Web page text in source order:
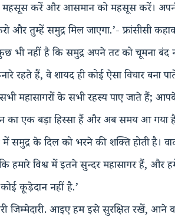
महसूस करें और आसमान को महसूस करें।
और तुम्हें समुद्र मिल जाएगा.’- फ्रांसीसी
नहीं है कि समुद्र अपने तट को चूमना बंद
रहते हैं, वे शायद ही कोई ऐसा विचार बना
महासागरों के सभी रहस्य पाए जाते हैं;
का एक बड़ा हिस्सा हैं और अब समय आ
में समुद्र के दिल को भरने की शक्ति होती
हमारे विश्व में इतने सुन्दर महासागर हैं, और
कोई कूड़ेदान नहीं है.’
जिम्मेदारी. आइए हम इसे सुरक्षित रखें, आने